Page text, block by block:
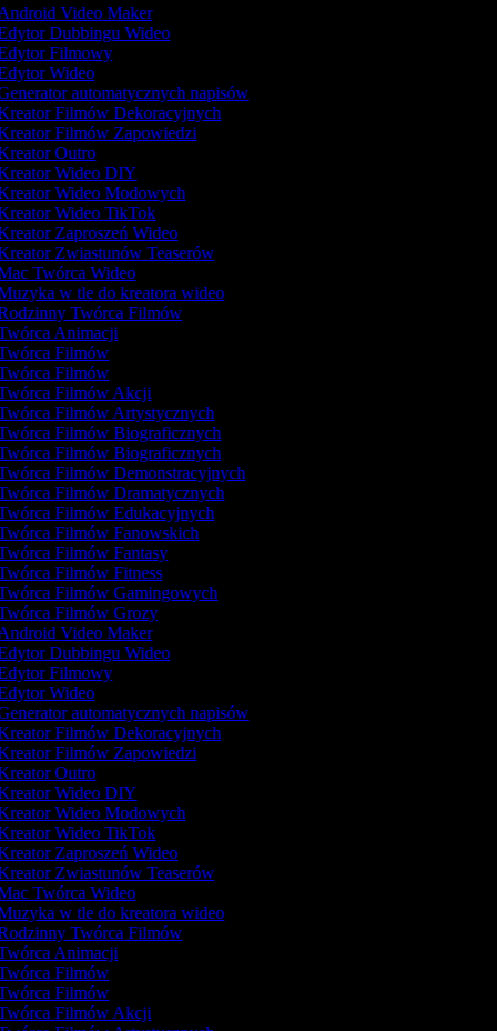
Video Maker
Dubbingu Wideo
Filmowy
Wideo
automatycznych napisów
Filmów Dekoracyjnych
Filmów Zapowiedzi
Outro
Wideo DIY
Wideo Modowych
Wideo TikTok
Zaproszeń Wideo
Zwiastunów Teaserów
Twórca Wideo
w tle do kreatora wideo
Twórca Filmów
Animacji
Filmów
Filmów
Filmów Akcji
Filmów Artystycznych
Filmów Biograficznych
Filmów Biograficznych
Filmów Demonstracyjnych
Filmów Dramatycznych
Filmów Edukacyjnych
Filmów Fanowskich
Filmów Fantasy
Filmów Fitness
Filmów Gamingowych
Filmów Grozy
Video Maker
Dubbingu Wideo
Filmowy
Wideo
automatycznych napisów
Filmów Dekoracyjnych
Filmów Zapowiedzi
Outro
Wideo DIY
Wideo Modowych
Wideo TikTok
Zaproszeń Wideo
Zwiastunów Teaserów
Twórca Wideo
w tle do kreatora wideo
Twórca Filmów
Animacji
Filmów
Filmów
Filmów Akcji